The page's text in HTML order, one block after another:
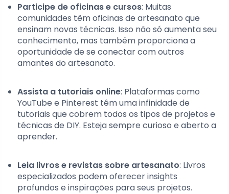
Participe de oficinas e cursos: Muitas
comunidades têm oficinas de artesanato que
ensinam novas técnicas. Isso não só aumenta seu
conhecimento, mas também proporciona a
oportunidade de se conectar com outros
amantes do artesanato.
Assista a tutoriais online: Plataformas como
YouTube e Pinterest têm uma infinidade de
tutoriais que cobrem todos os tipos de projetos e
técnicas de DIY. Esteja sempre curioso e aberto a
aprender.
Leia livros e revistas sobre artesanato: Livros
especializados podem oferecer insights
profundos e inspirações para seus projetos.